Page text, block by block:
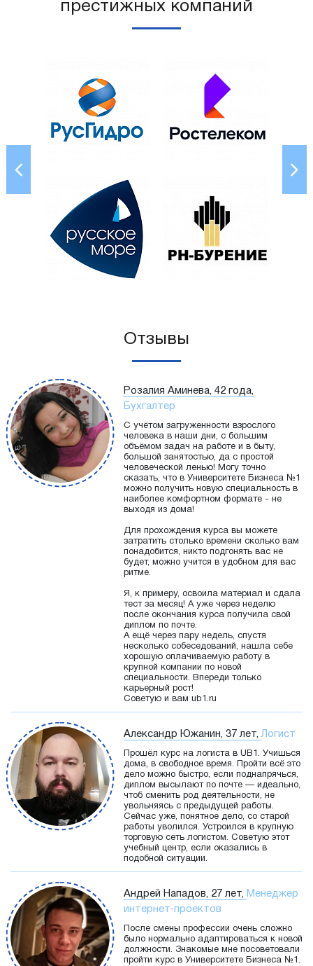
престижных компаний
Отзывы
Розалия Аминева, 42 года,
Бухгалтер
С учётом загруженности взрослого
человека в наши дни, с большим
объёмом задач на работе и в быту,
большой занятостью, да с простой
человеческой ленью! Могу точно
сказать, что в Университете Бизнеса №1
можно получить новую специальность в
наиболее комфортном формате - не
выходя из дома!
Для прохождения курса вы можете
затратить столько времени сколько вам
понадобится, никто подгонять вас не
будет, можно учится в удобном для вас
ритме.
Я, к примеру, освоила материал и сдала
тест за месяц! А уже через неделю
после окончания курса получила свой
диплом по почте.
А ещё через пару недель, спустя
несколько собеседований, нашла себе
хорошую оплачиваемую работу в
крупной компании по новой
специальности. Впереди только
карьерный рост!
Советую и вам ub1.ru
Александр Южанин, 37 лет,Логист
Прошёл курс на логиста в UB1. Учишься
дома, в свободное время. Пройти всё это
дело можно быстро, если поднапрячься,
диплом высылают по почте — идеально,
чтоб сменить род деятельности, не
увольняясь с предыдущей работы.
Сейчас уже, понятное дело, со старой
работы уволился. Устроился в крупную
торговую сеть логистом. Советую этот
учебный центр, если оказались в
подобной ситуации.
Андрей Нападов, 27 лет, Менеджер
интернет-проектов
После смены профессии очень сложно
было нормально адаптироваться к новой
должности. Знакомые мне посоветовали
пройти курс в Университете Бизнеса №1.